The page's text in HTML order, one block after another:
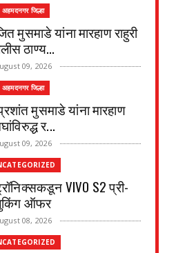
अहमदनगर जिल्हा
मुसमाडे यांना मारहाण राहुरी
ठाण्य...
09, 2026
अहमदनगर जिल्हा
मुसमाडे यांना मारहाण
र...
09, 2026
VIVO S2 प्री-
ऑफर
08, 2026